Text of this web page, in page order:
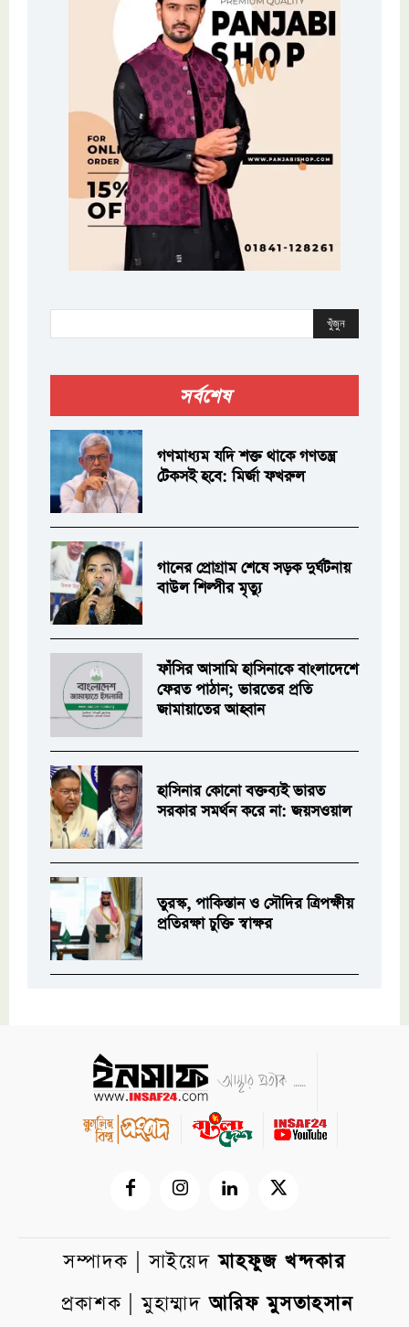
খুঁজুন
সর্বশেষ
গণমাধ্যম যদি শক্ত থাকে গণতন্ত্র
টেকসই হবে: মির্জা ফখরুল
গানের প্রোগ্রাম শেষে সড়ক দুর্ঘটনায়
বাউল শিল্পীর মৃত্যু
ফাঁসির আসামি হাসিনাকে বাংলাদেশে
ফেরত পাঠান; ভারতের প্রতি
জামায়াতের আহ্বান
হাসিনার কোনো বক্তব্যই ভারত
সরকার সমর্থন করে না: জয়সওয়াল
তুরস্ক, পাকিস্তান ও সৌদির ত্রিপক্ষীয়
প্রতিরক্ষা চুক্তি স্বাক্ষর
সম্পাদক | সাইয়েদমাহফুজ খন্দকার
প্রকাশক | মুহাম্মাদআরিফ মুসতাহসান